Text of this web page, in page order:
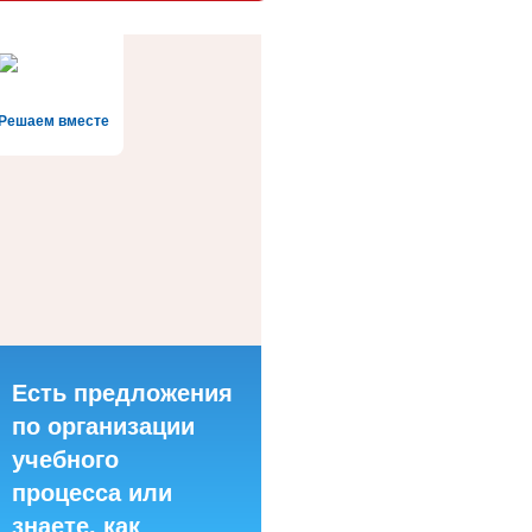
вместе
Есть предложения
по организации
учебного
процесса или
знаете, как